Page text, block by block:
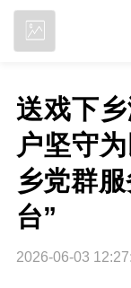
送戏下
户坚守
乡党群
台”
2026-06-03